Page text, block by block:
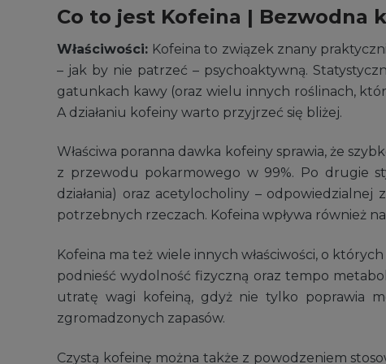
Co to jest Kofeina | Bezwodna
Właściwości: Kofeina to związek znany
– jak by nie patrzeć – psychoaktywną.
gatunkach kawy (oraz wielu innych roślinach,
A działaniu kofeiny warto przyjrzeć się bliżej.
Właściwa poranna dawka kofeiny sprawia, że
z przewodu pokarmowego w 99%. Po drugie
działania) oraz acetylocholiny –
potrzebnych rzeczach. Kofeina wpływa również
Kofeina ma też wiele innych właściwości, o
podnieść wydolność fizyczną oraz tempo
utratę wagi kofeiną, gdyż nie tylko poprawia
zgromadzonych zapasów.
Czystą kofeinę można także z powodzeniem